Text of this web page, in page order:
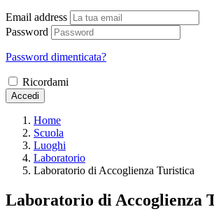
Email address
Password
Password dimenticata?
Ricordami
Accedi
Home
Scuola
Luoghi
Laboratorio
Laboratorio di Accoglienza Turistica
Laboratorio di Accoglienza